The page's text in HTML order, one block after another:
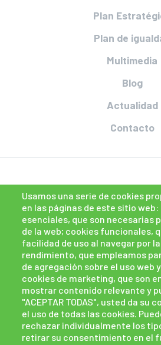
Usamos una serie de cookies
en las páginas de este sitio web:
esenciales, que son necesarias
de la web; cookies funcionales,
facilidad de uso al navegar por
rendimiento, que empleamos
de agregación sobre el uso web
cookies de marketing, que son
mostrar contenido relevante y
"ACEPTAR TODAS", usted da su
el uso de todas las cookies.
rechazar individualmente los
retirar su consentimiento en el
Plan
Plan de
Multimedia
Blog
Actualidad
Contacto